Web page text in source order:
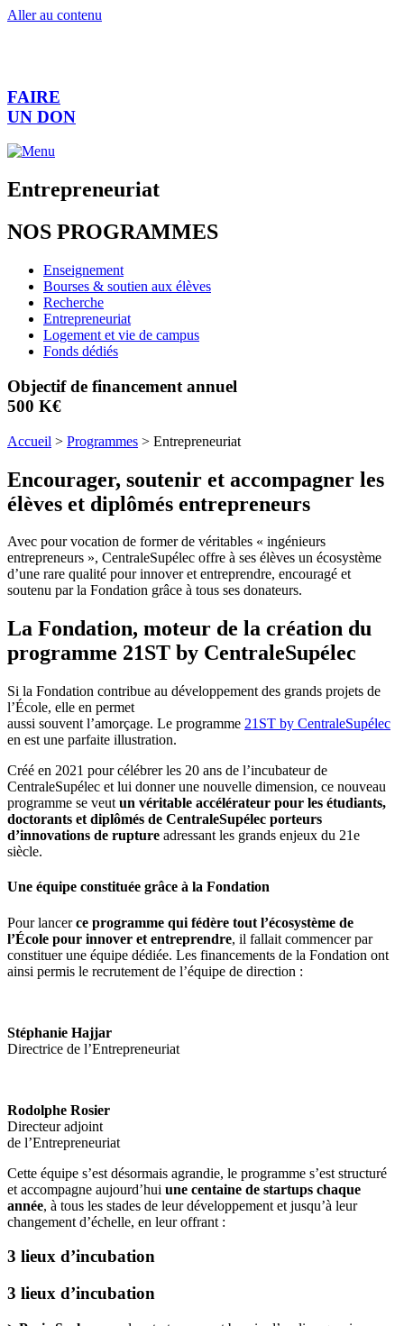
Aller au contenu
FAIRE
UN DON
Entrepreneuriat
NOS PROGRAMMES
Enseignement
Bourses & soutien aux élèves
Recherche
Entrepreneuriat
Logement et vie de campus
Fonds dédiés
Objectif de financement annuel
500 K€
Accueil > Programmes > Entrepreneuriat
Encourager, soutenir et accompagner les
élèves et diplômés entrepreneurs
Avec pour vocation de former de véritables « ingénieurs
entrepreneurs », CentraleSupélec offre à ses élèves un écosystème
d’une rare qualité pour innover et entreprendre, encouragé et
soutenu par la Fondation grâce à tous ses donateurs.
La Fondation, moteur de la création du
programme 21ST by CentraleSupélec
Si la Fondation contribue au développement des grands projets de
l’École, elle en permet
aussi souvent l’amorçage. Le programme 21ST by CentraleSupélec
en est une parfaite illustration.
Créé en 2021 pour célébrer les 20 ans de l’incubateur de
CentraleSupélec et lui donner une nouvelle dimension, ce nouveau
programme se veut un véritable accélérateur pour les étudiants,
doctorants et diplômés de CentraleSupélec porteurs
d’innovations de rupture adressant les grands enjeux du 21e
siècle.
Une équipe constituée grâce à la Fondation
Pour lancerce programme qui fédère tout l’écosystème de
l’École pour innover et entreprendre, il fallait commencer par
constituer une équipe dédiée. Les financements de la Fondation ont
ainsi permis le recrutement de l’équipe de direction :
Stéphanie Hajjar
Directrice de l’Entrepreneuriat
Rodolphe Rosier
Directeur adjoint
de l’Entrepreneuriat
Cette équipe s’est désormais agrandie, le programme s’est structuré
et accompagne aujourd’hui une centaine de startups chaque
année, à tous les stades de leur développement et jusqu’à leur
changement d’échelle, en leur offrant :
3 lieux d’incubation
3 lieux d’incubation